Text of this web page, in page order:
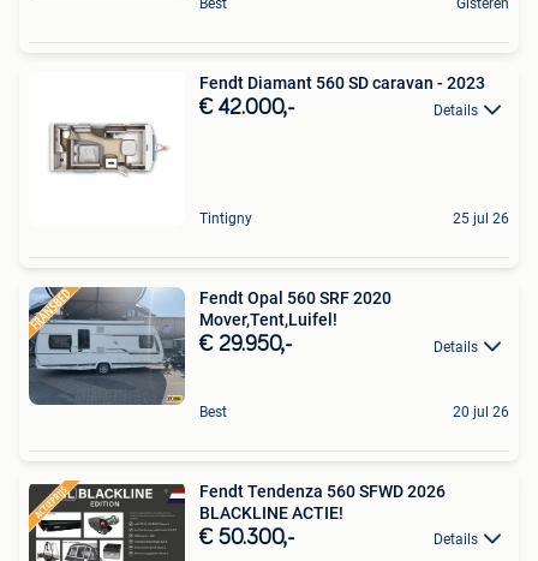
Best Gisteren
Fendt Diamant 560 SD caravan - 2023
€ 42.000,- Details
Tintigny 25 jul 26
Fendt Opal 560 SRF 2020
Mover,Tent,Luifel!
€ 29.950,- Details
Best 20 jul 26
Fendt Tendenza 560 SFWD 2026
BLACKLINE ACTIE!
€ 50.300,- Details